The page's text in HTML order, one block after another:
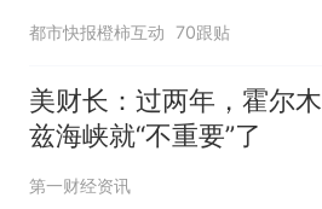
临时关闭，别跑空了
都市快报橙柿互动 70跟贴
美财长：过两年，霍尔木
兹海峡就“不重要”了
第一财经资讯